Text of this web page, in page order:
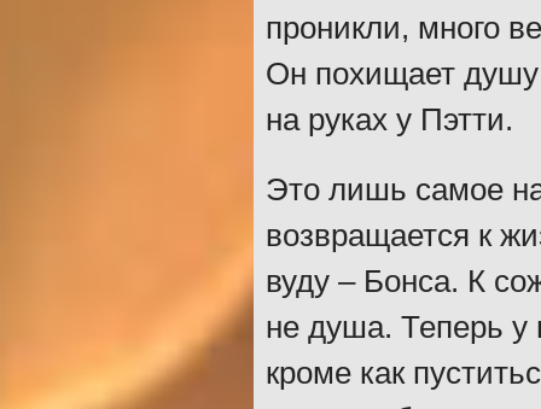
проникли, много
Он похищает душу
на руках у Пэтти.
Это лишь самое
возвращается к
вуду – Бонса. К
не душа. Теперь у
кроме как